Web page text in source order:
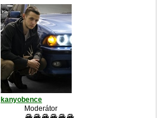
kanyobence
Moderátor